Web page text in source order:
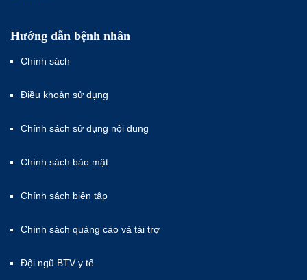
Hướng dẫn bệnh nhân
Chính sách
Điều khoản sử dụng
Chính sách sử dụng nội dung
Chính sách bảo mật
Chính sách biên tập
Chính sách quảng cáo và tài trợ
Đội ngũ BTV y tế